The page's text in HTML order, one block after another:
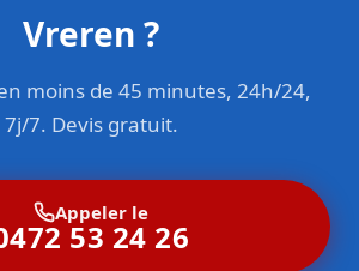
Vreren ?
moins de 45 minutes, 24h/24,
7j/7. Devis gratuit.
Appeler le
53 24 26